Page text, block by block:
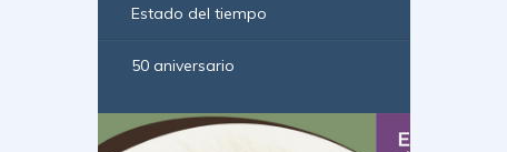
Estado del tiempo
50 aniversario